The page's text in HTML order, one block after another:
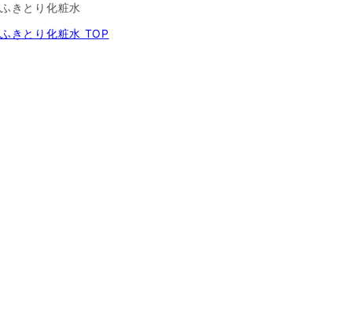
ふきとり化粧水
ふきとり化粧水 TOP